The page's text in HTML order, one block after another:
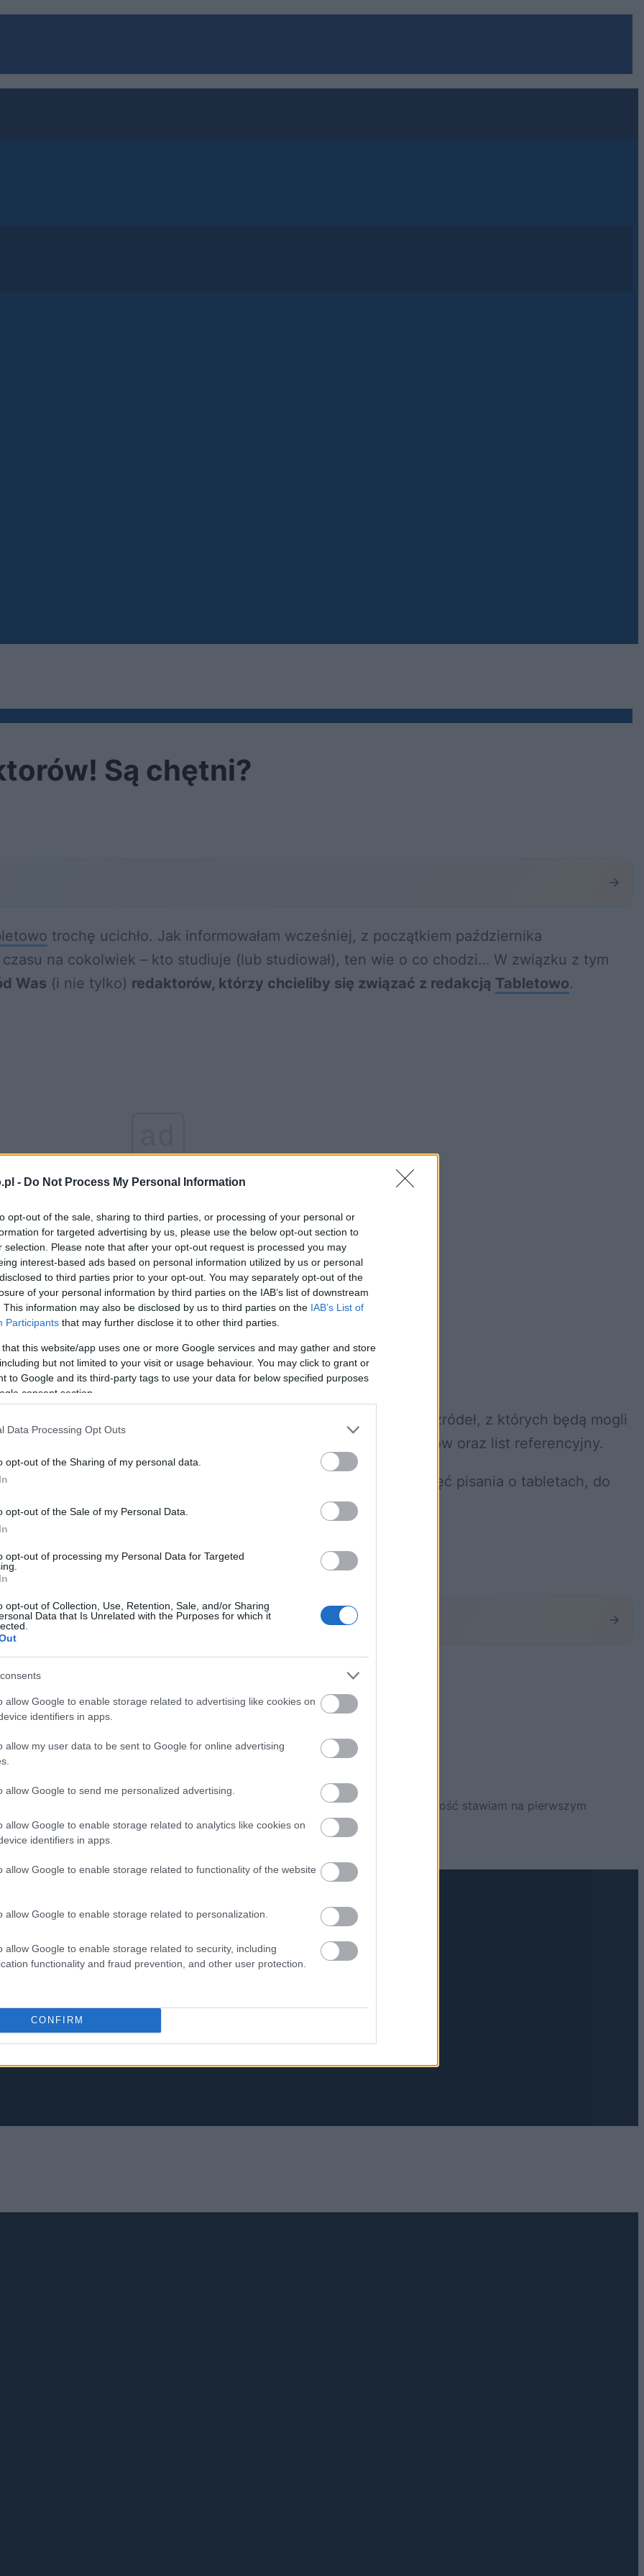
- Do Not Process My Personal Information
opt-out of the sale, sharing to third parties, or processing of your personal or
for targeted advertising by us, please use the below opt-out section to
selection. Please note that after your opt-out request is processed you may
interest-based ads based on personal information utilized by us or personal
to third parties prior to your opt-out. You may separately opt-out of the
of your personal information by third parties on the IAB’s list of downstream
This information may also be disclosed by us to third parties on the IAB’s List of
Participants that may further disclose it to other third parties.
that this website/app uses one or more Google services and may gather and store
but not limited to your visit or usage behaviour. You may click to grant or
to Google and its third-party tags to use your data for below specified purposes
consent section.
Data Processing Opt Outs
opt-out of the Sharing of my personal data.
opt-out of the Sale of my Personal Data.
opt-out of processing my Personal Data for Targeted
opt-out of Collection, Use, Retention, Sale, and/or Sharing
Data that Is Unrelated with the Purposes for which it
allow Google to enable storage related to advertising like cookies on
identifiers in apps.
allow my user data to be sent to Google for online advertising
allow Google to send me personalized advertising.
allow Google to enable storage related to analytics like cookies on
identifiers in apps.
allow Google to enable storage related to functionality of the website
allow Google to enable storage related to personalization.
allow Google to enable storage related to security, including
functionality and fraud prevention, and other user protection.
CONFIRM
Są chętni?
trochę ucichło. Jak informowałam wcześniej, z początkiem października
czasu na cokolwiek – kto studiuje (lub studiował), ten wie o co chodzi… W związku z tym
Was (i nie tylko) redaktorów, którzy chcieliby się związać z redakcją Tabletowo.
będą, wybiorę kilka, którym na wstępie podam kilkadziesiąt źródeł, z których będą mogli
korektorską, możliwość codziennego podrzucania tematów oraz list referencyjny.
fajne! Zapraszam więc wszystkie osoby, czujące w sobie chęć pisania o tabletach, do
pod adresem:
swojej wymagającej procedurze testowej wszelkiej maści elektronikę. Rzetelność stawiam na pierwszym